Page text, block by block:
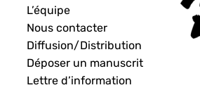
L’équipe
Nous contacter
Diffusion/Distribution
Déposer un manuscrit
Lettre d’information